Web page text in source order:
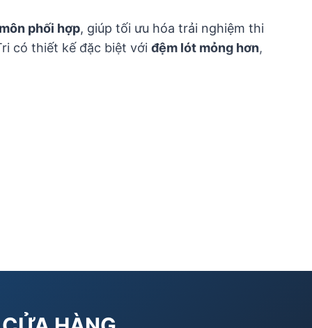
phối hợp, giúp tối ưu hóa trải nghiệm thi
có thiết kế đặc biệt với đệm lót mỏng hơn,